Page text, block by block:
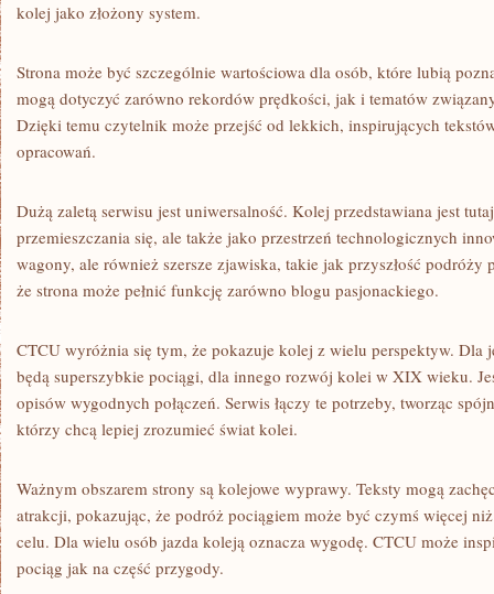
kolej jako złożony system.
Strona może być szczególnie wartościowa dla osób, które lubią
mogą dotyczyć zarówno rekordów prędkości, jak i tematów
Dzięki temu czytelnik może przejść od lekkich, inspirujących
opracowań.
Dużą zaletą serwisu jest uniwersalność. Kolej przedstawiana jest
przemieszczania się, ale także jako przestrzeń technologicznych
wagony, ale również szersze zjawiska, takie jak przyszłość podróży
że strona może pełnić funkcję zarówno blogu pasjonackiego.
CTCU wyróżnia się tym, że pokazuje kolej z wielu perspektyw. Dla
będą superszybkie pociągi, dla innego rozwój kolei w XIX wieku.
opisów wygodnych połączeń. Serwis łączy te potrzeby, tworząc
którzy chcą lepiej zrozumieć świat kolei.
Ważnym obszarem strony są kolejowe wyprawy. Teksty mogą
atrakcji, pokazując, że podróż pociągiem może być czymś więcej
celu. Dla wielu osób jazda koleją oznacza wygodę. CTCU może
pociąg jak na część przygody.